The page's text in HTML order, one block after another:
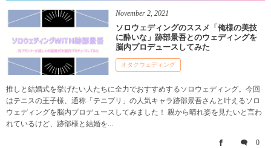
November 2,2021
ソロウェディングのススメ「俺様の美技
に酔いな」跡部景吾とのウェディングを
脳内プロデュースしてみた
オタクウェディング
推しと結婚式を挙げたい人たちに全力でおすすめするソロウェディング。今回
はテニスの王子様、通称「テニプリ」の人気キャラ跡部景吾さんと叶えるソロ
ウェディングを脳内プロデュースしてみました！ 親から晴れ姿を見たいと言わ
れているけど、跡部様と結婚を...
0